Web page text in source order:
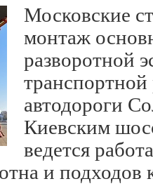
Московские
монтаж
разворотной
транспортной
автодороги
Киевским
ведется
и подходов